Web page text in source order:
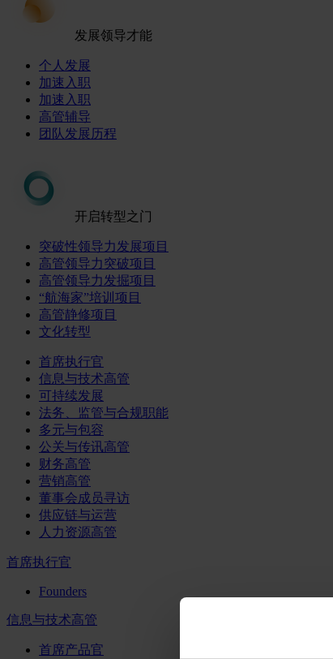
发展领导才能
个人发展
加速入职
加速入职
高管辅导
团队发展历程
开启转型之门
突破性领导力发展项目
高管领导力突破项目
高管领导力发掘项目
“航海家”培训项目
高管静修项目
文化转型
首席执行官
信息与技术高管
可持续发展
法务、监管与合规职能
多元与包容
公关与传讯高管
财务高管
营销高管
董事会成员寻访
供应链与运营
人力资源高管
首席执行官
Founders
信息与技术高管
首席产品官